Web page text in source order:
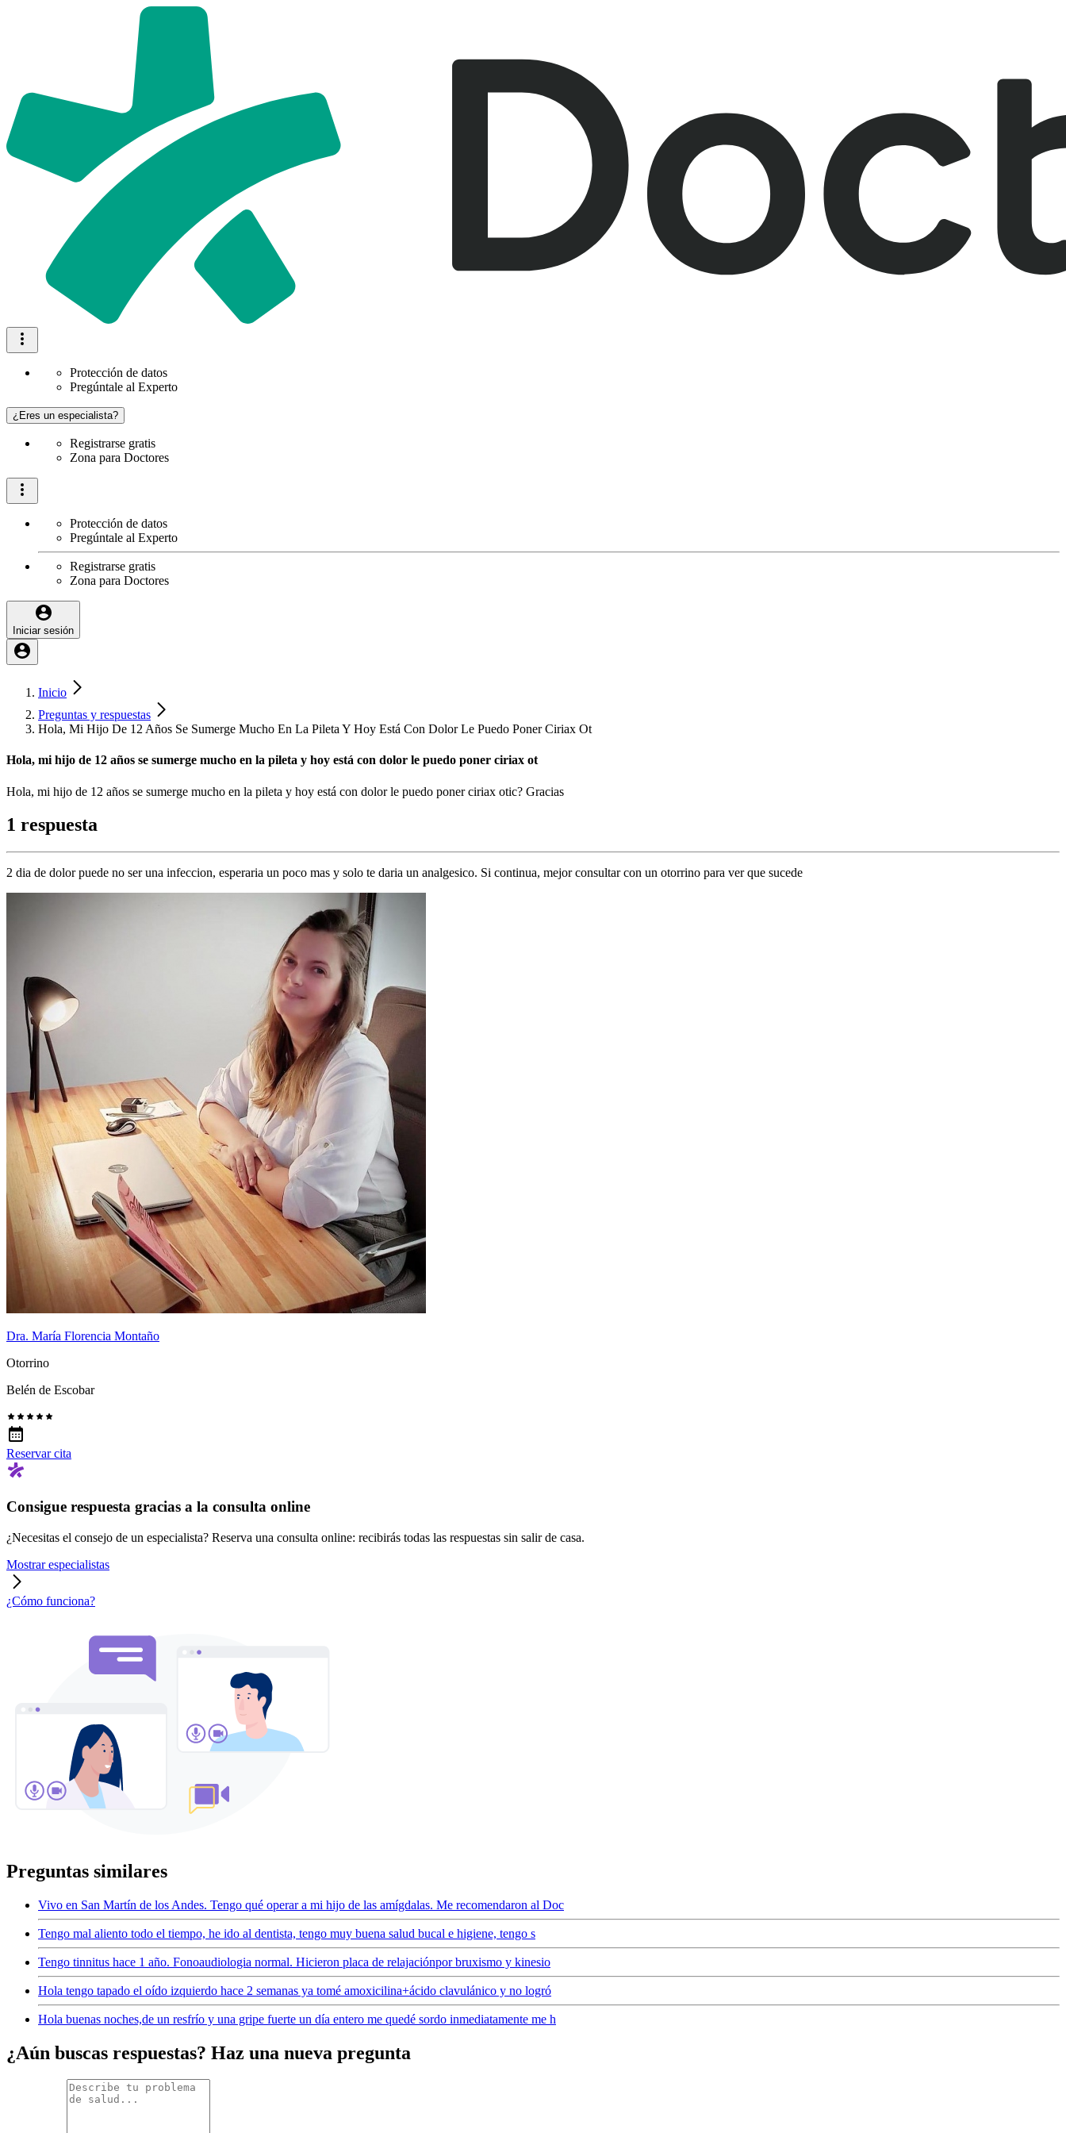
Protección de datos
Pregúntale al Experto
¿Eres un especialista?
Registrarse gratis
Zona para Doctores
Protección de datos
Pregúntale al Experto
Registrarse gratis
Zona para Doctores
Iniciar sesión
Inicio
Preguntas y respuestas
Hola, Mi Hijo De 12 Años Se Sumerge Mucho En La Pileta Y Hoy Está Con Dolor Le Puedo Poner Ciriax Ot
Hola, mi hijo de 12 años se sumerge mucho en la pileta y hoy está con dolor le puedo poner ciriax ot
Hola, mi hijo de 12 años se sumerge mucho en la pileta y hoy está con dolor le puedo poner ciriax otic? Gracias
1 respuesta
2 dia de dolor puede no ser una infeccion, esperaria un poco mas y solo te daria un analgesico. Si continua, mejor consultar con un otorrino para ver que sucede
Dra. María Florencia Montaño
Otorrino
Belén de Escobar
Reservar cita
Consigue respuesta gracias a la consulta online
¿Necesitas el consejo de un especialista? Reserva una consulta online: recibirás todas las respuestas sin salir de casa.
Mostrar especialistas
¿Cómo funciona?
Preguntas similares
Vivo en San Martín de los Andes. Tengo qué operar a mi hijo de las amígdalas. Me recomendaron al Doc
Tengo mal aliento todo el tiempo, he ido al dentista, tengo muy buena salud bucal e higiene, tengo s
Tengo tinnitus hace 1 año. Fonoaudiologia normal. Hicieron placa de relajaciónpor bruxismo y kinesio
Hola tengo tapado el oído izquierdo hace 2 semanas ya tomé amoxicilina+ácido clavulánico y no logró
Hola buenas noches,de un resfrío y una gripe fuerte un día entero me quedé sordo inmediatamente me h
¿Aún buscas respuestas? Haz una nueva pregunta